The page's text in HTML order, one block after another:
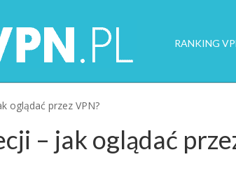
RANKING
oglądać przez VPN?
– jak oglądać